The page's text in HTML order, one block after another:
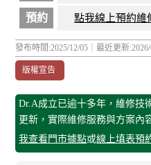
預約 點我線上預約維
發布時間:2025/12/05｜最近更新
版權宣告
Dr.A成立已逾十多年，維修技
更新，實際維修服務與方案內
我查看門市據點或線上填表預